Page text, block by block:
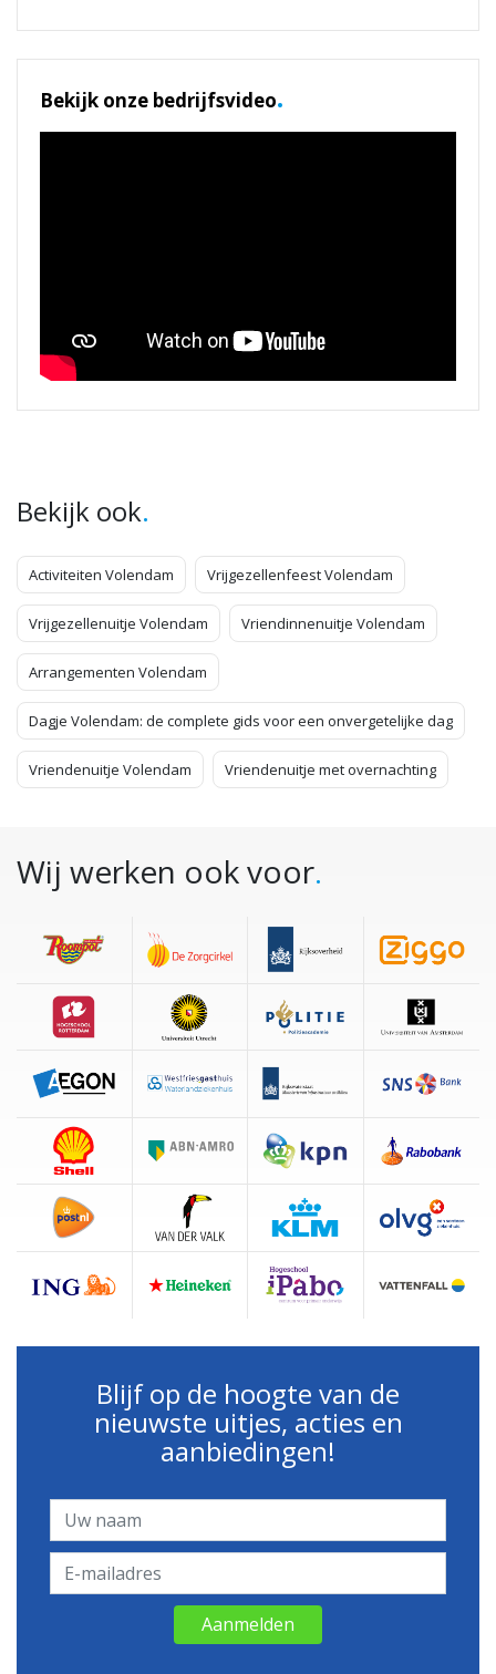
Bekijk onze bedrijfsvideo.
Bekijk ook.
Activiteiten Volendam Vrijgezellenfeest Volendam
Vrijgezellenuitje Volendam Vriendinnenuitje Volendam
Arrangementen Volendam
Dagje Volendam: de complete gids voor een onvergetelijke dag
Vriendenuitje Volendam Vriendenuitje met overnachting
Wij werken ook voor.
Blijf op de hoogte van de
nieuwste uitjes, acties en
aanbiedingen!
Aanmelden